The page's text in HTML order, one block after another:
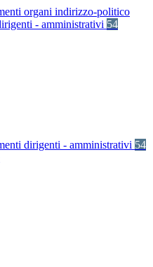
organi indirizzo-politico
- amministrativi 54
dirigenti - amministrativi 54